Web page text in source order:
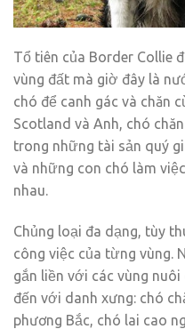
Tổ tiên của Border Collie
vùng đất mà giờ đây là
chó để canh gác và chăn
Scotland và Anh, chó
trong những tài sản quý
và những con chó làm
nhau.
Chủng loại đa dạng, tùy
công việc của từng vùng.
gắn liền với các vùng
đến với danh xưng: chó
phương Bắc, chó lai cao